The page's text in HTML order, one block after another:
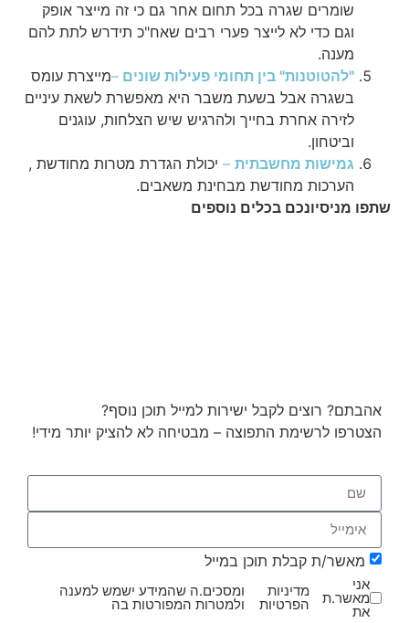
שומרים שגרה בכל תחום אחר גם כי זה מייצר אופק
וגם כדי לא לייצר פערי רבים שאח"כ תידרש לתת להם
מענה.
"להטוטנות" בין תחומי פעילות שונים –מייצרת עומס
בשגרה אבל בשעת משבר היא מאפשרת לשאת עיניים
לזירה אחרת בחייך ולהרגיש שיש הצלחות, עוגנים
וביטחון.
גמישות מחשבתית – יכולת הגדרת מטרות מחודשת ,
הערכות מחודשת מבחינת משאבים.
שתפו מניסיונכם בכלים נוספים
אהבתם? רוצים לקבל ישירות למייל תוכן נוסף?
הצטרפו לרשימת התפוצה – מבטיחה לא להציק יותר מידי!
מאשר/ת קבלת תוכן במייל
אני
מאשר.ת
את
מדיניות
הפרטיות
ומסכים.ה שהמידע ישמש למענה
ולמטרות המפורטות בה